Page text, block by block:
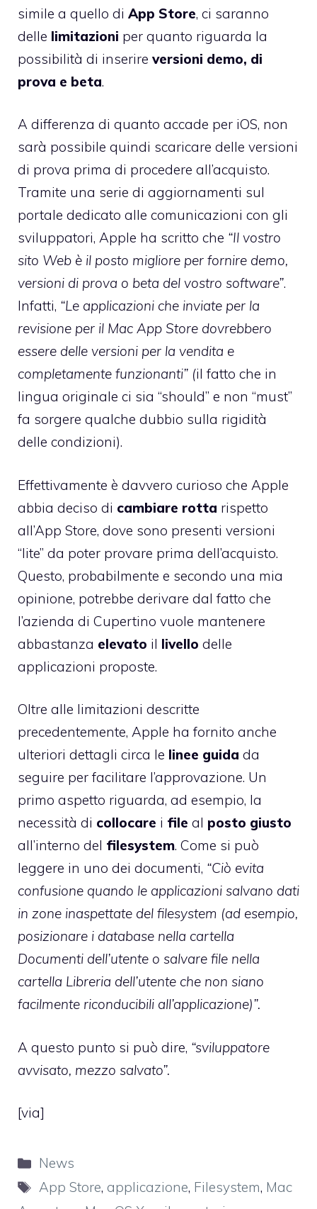
simile a quello di App Store, ci saranno
delle limitazioni per quanto riguarda la
possibilità di inserire versioni demo, di
prova e beta.
A differenza di quanto accade per iOS, non
sarà possibile quindi scaricare delle versioni
di prova prima di procedere all’acquisto.
Tramite una serie di aggiornamenti sul
portale dedicato alle comunicazioni con gli
sviluppatori, Apple ha scritto che “Il vostro
sito Web è il posto migliore per fornire demo,
versioni di prova o beta del vostro software”.
Infatti, “Le applicazioni che inviate per la
revisione per il Mac App Store dovrebbero
essere delle versioni per la vendita e
completamente funzionanti” (il fatto che in
lingua originale ci sia “should” e non “must”
fa sorgere qualche dubbio sulla rigidità
delle condizioni).
Effettivamente è davvero curioso che Apple
abbia deciso di cambiare rotta rispetto
all’App Store, dove sono presenti versioni
“lite” da poter provare prima dell’acquisto.
Questo, probabilmente e secondo una mia
opinione, potrebbe derivare dal fatto che
l’azienda di Cupertino vuole mantenere
abbastanza elevato il livello delle
applicazioni proposte.
Oltre alle limitazioni descritte
precedentemente, Apple ha fornito anche
ulteriori dettagli circa le linee guida da
seguire per facilitare l’approvazione. Un
primo aspetto riguarda, ad esempio, la
necessità di collocare i file al posto giusto
all’interno del filesystem. Come si può
leggere in uno dei documenti, “Ciò evita
confusione quando le applicazioni salvano dati
in zone inaspettate del filesystem (ad esempio,
posizionare i database nella cartella
Documenti dell’utente o salvare file nella
cartella Libreria dell’utente che non siano
facilmente riconducibili all’applicazione)”.
A questo punto si può dire, “sviluppatore
avvisato, mezzo salvato”.
[via]
Categorie
News
Tag
App Store, applicazione, Filesystem, Mac